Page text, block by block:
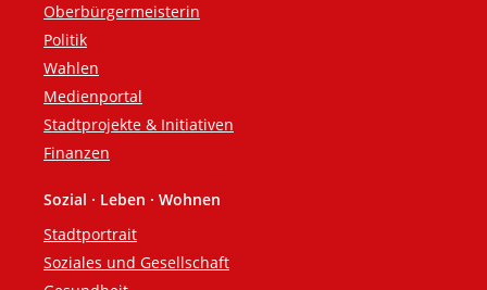
Oberbürgermeisterin
Politik
Wahlen
Medienportal
Stadtprojekte & Initiativen
Finanzen
Sozial · Leben · Wohnen
Stadtportrait
Soziales und Gesellschaft